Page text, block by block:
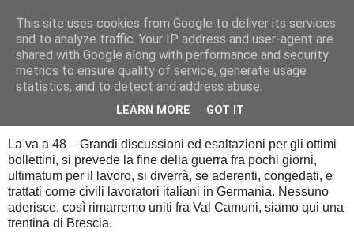
Diario di guerra
venerdì 1 agosto 2014
1 agosto 1944
La va a 48 – Grandi discussioni ed esaltazioni per gli ottimi
bollettini, si prevede la fine della guerra fra pochi giorni,
ultimatum per il lavoro, si diverrà, se aderenti, congedati, e
trattati come civili lavoratori italiani in Germania. Nessuno
aderisce, così rimarremo uniti fra Val Camuni, siamo qui una
trentina di Brescia.
This site uses cookies from Google to deliver its services
and to analyze traffic. Your IP address and user-agent are
shared with Google along with performance and security
metrics to ensure quality of service, generate usage
statistics, and to detect and address abuse.
LEARN MORE GOT IT